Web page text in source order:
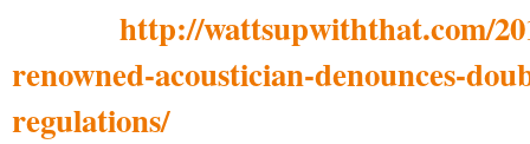
http://wattsupwiththat.com/
renowned-acoustician-denounces-
regulations/